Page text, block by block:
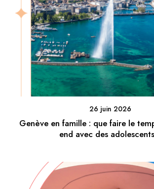
26 juin 2026
Genève en famille : que faire le
end avec des